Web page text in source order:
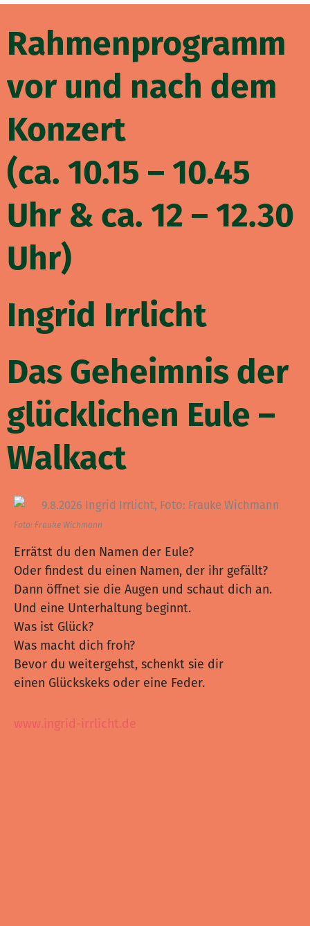
Rahmenprogramm
vor und nach dem
Konzert
(ca. 10.15 – 10.45
Uhr & ca. 12 – 12.30
Uhr)
Ingrid Irrlicht
Das Geheimnis der
glücklichen Eule –
Walkact
Foto: Frauke Wichmann
Errätst du den Namen der Eule?
Oder findest du einen Namen, der ihr gefällt?
Dann öffnet sie die Augen und schaut dich an.
Und eine Unterhaltung beginnt.
Was ist Glück?
Was macht dich froh?
Bevor du weitergehst, schenkt sie dir
einen Glückskeks oder eine Feder.
www.ingrid-irrlicht.de